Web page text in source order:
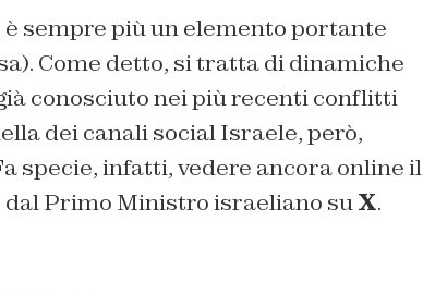
sempre più un elemento portante
Come detto, si tratta di dinamiche
conosciuto nei più recenti conflitti
dei canali social Israele, però,
specie, infatti, vedere ancora online il
Primo Ministro israeliano suX.